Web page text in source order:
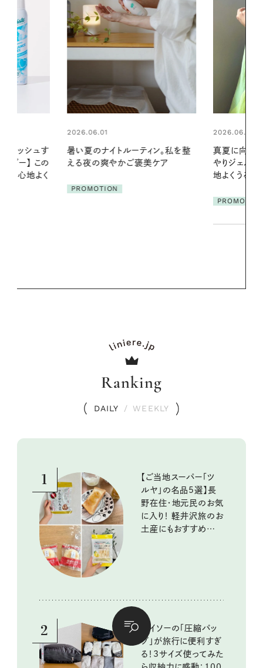
ン。私を整
ケア
2026.06.01
真夏に向けて、ハーブが香るひん
やりジェルと出合う。暑い季節に心
ア
2026.07.21
リーとの重
Ranking
DAILY / WEEKLY
1
【ご当地スーパー「ツ
ルヤ」の名品5選】長
野在住・地元民のお気
に入り！ 軽井沢旅のお
土産にもおすすめのお
2
ダイソーの「圧縮バッ
グ」が旅行に便利すぎ
る！3サイズ使ってみた